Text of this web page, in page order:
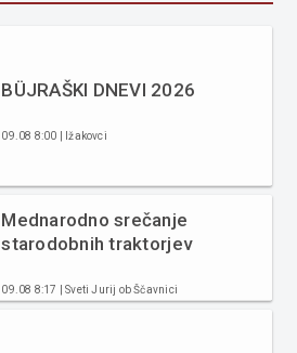
BÜJRAŠKI DNEVI 2026
09.08 8:00 | Ižakovci
Mednarodno srečanje
starodobnih traktorjev
09.08 8:17 | Sveti Jurij ob Ščavnici